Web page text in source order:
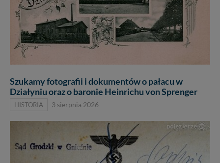
Szukamy fotografii i dokumentów o pałacu w
Działyniu oraz o baronie Heinrichu von Sprenger
HISTORIA 3 sierpnia 2026